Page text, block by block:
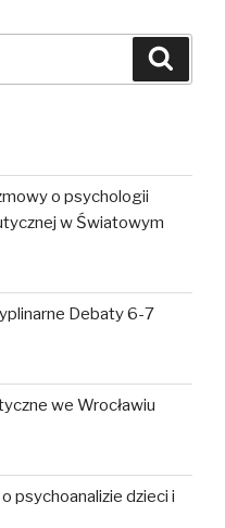
o psychologii
w Światowym
Debaty 6-7
we Wrocławiu
psychoanalizie dzieci i